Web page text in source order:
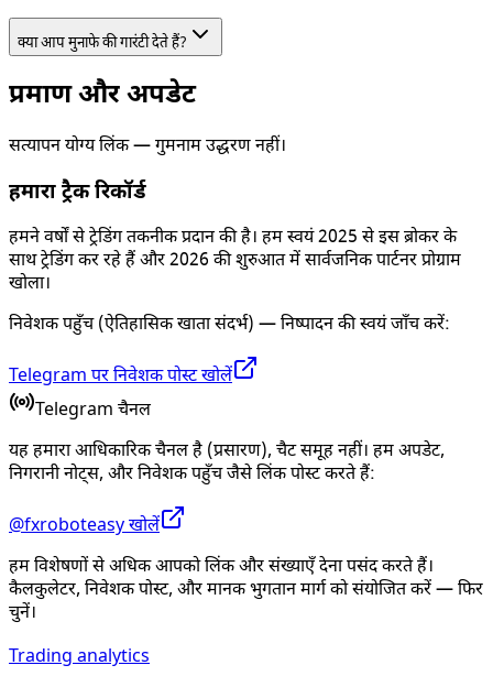
क्या आप मुनाफे की गारंटी देते हैं?
प्रमाण और अपडेट
सत्यापन योग्य लिंक — गुमनाम उद्धरण नहीं।
हमारा ट्रैक रिकॉर्ड
हमने वर्षों से ट्रेडिंग तकनीक प्रदान की है। हम स्वयं 2025 से इस ब्रोकर के
साथ ट्रेडिंग कर रहे हैं और 2026 की शुरुआत में सार्वजनिक पार्टनर प्रोग्राम
खोला।
निवेशक पहुँच (ऐतिहासिक खाता संदर्भ) — निष्पादन की स्वयं जाँच करें:
Telegram पर निवेशक पोस्ट खोलें
Telegram चैनल
यह हमारा आधिकारिक चैनल है (प्रसारण), चैट समूह नहीं। हम अपडेट,
निगरानी नोट्स, और निवेशक पहुँच जैसे लिंक पोस्ट करते हैं:
@fxroboteasy खोलें
हम विशेषणों से अधिक आपको लिंक और संख्याएँ देना पसंद करते हैं।
कैलकुलेटर, निवेशक पोस्ट, और मानक भुगतान मार्ग को संयोजित करें — फिर
चुनें।
Trading analytics